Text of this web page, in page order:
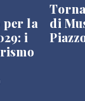
la
i
di